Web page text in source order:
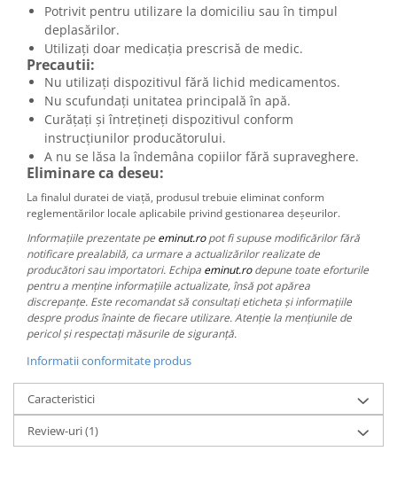
Potrivit pentru utilizare la domiciliu sau în timpul
deplasărilor.
Utilizați doar medicația prescrisă de medic.
Precautii:
Nu utilizați dispozitivul fără lichid medicamentos.
Nu scufundați unitatea principală în apă.
Curățați și întrețineți dispozitivul conform
instrucțiunilor producătorului.
A nu se lăsa la îndemâna copiilor fără supraveghere.
Eliminare ca deseu:
La finalul duratei de viață, produsul trebuie eliminat conform
reglementărilor locale aplicabile privind gestionarea deșeurilor.
Informațiile prezentate pe eminut.ropot fi supuse modificărilor fără
notificare prealabilă, ca urmare a actualizărilor realizate de
producători sau importatori. Echipa eminut.rodepune toate eforturile
pentru a menține informațiile actualizate, însă pot apărea
discrepanțe. Este recomandat să consultați eticheta și informațiile
despre produs înainte de fiecare utilizare. Atenție la mențiunile de
pericol și respectați măsurile de siguranță.
Informatii conformitate produs
Caracteristici
Review-uri(1)